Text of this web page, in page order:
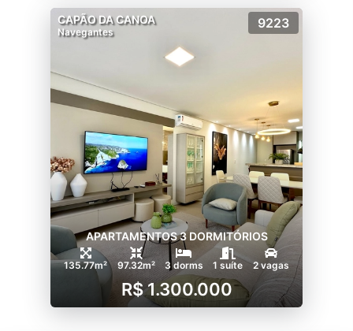
CAPÃO DA CANOA
Navegantes
9223
APARTAMENTOS 3 DORMITÓRIOS
135.77m² 97.32m² 3 dorms 1 suíte 2 vagas
R$ 1.300.000